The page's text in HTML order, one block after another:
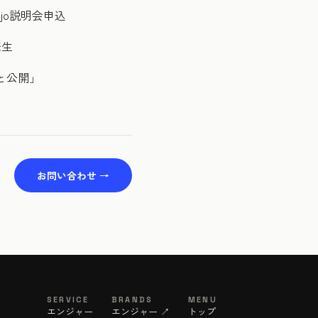
説明会申込
開」
お問い合わせ →
SERVICE
エンジャー
BRANDS
エンジャー ↗
MENU
トップ